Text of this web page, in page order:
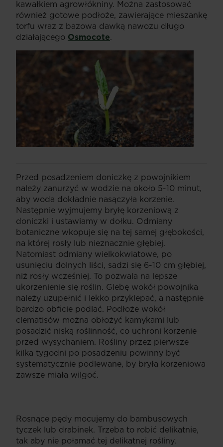
kawałkiem agrowłókniny. Można zastosować
również gotowe podłoże, zawierające mieszankę
torfu wraz z bazowa dawką nawozu długo
działającego Osmocote.
Przed posadzeniem doniczkę z powojnikiem
należy zanurzyć w wodzie na około 5-10 minut,
aby woda dokładnie nasączyła korzenie.
Następnie wyjmujemy bryłę korzeniową z
doniczki i ustawiamy w dołku. Odmiany
botaniczne wkopuje się na tej samej głębokości,
na której rosły lub nieznacznie głębiej.
Natomiast odmiany wielkokwiatowe, po
usunięciu dolnych liści, sadzi się 6-10 cm głębiej,
niż rosły wcześniej. To pozwala na lepsze
ukorzenienie się roślin. Glebę wokół powojnika
należy uzupełnić i lekko przyklepać, a następnie
bardzo obficie podlać. Podłoże wokół
clematisów można obłożyć kamykami lub
posadzić niską roślinność, co uchroni korzenie
przed wysychaniem. Rośliny przez pierwsze
kilka tygodni po posadzeniu powinny być
systematycznie podlewane, by bryła korzeniowa
zawsze miała wilgoć.
Rosnące pędy mocujemy do bambusowych
tyczek lub drabinek. Trzeba to robić delikatnie,
tak aby nie połamać tej delikatnej rośliny.